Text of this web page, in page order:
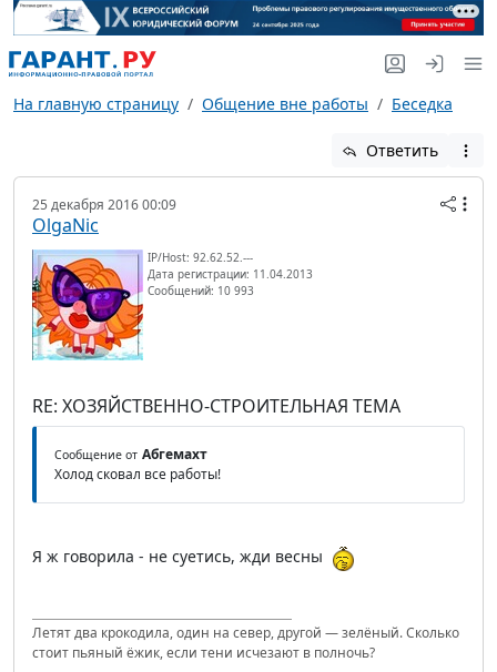
На главную страницу Общение вне работы Беседка
Ответить
25 декабря 2016 00:09
OlgaNic
IP/Host: 92.62.52.---
Дата регистрации: 11.04.2013
Сообщений: 10 993
RE: ХОЗЯЙСТВЕННО-СТРОИТЕЛЬНАЯ ТЕМА
Сообщение от Абгемахт
Холод сковал все работы!
Я ж говорила - не суетись, жди весны
Летят два крокодила, один на север, другой — зелёный. Сколько
стоит пьяный ёжик, если тени исчезают в полночь?